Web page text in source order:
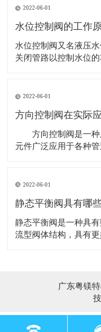
得不打开窗户散热，
2022-06-01
水位控制阀的工作
水位控制阀又名液压
关闭管路以控制水位
阀内活塞托起，密封
2022-06-01
方向控制阀在实际
方向控制阀是一种
元件广泛应用于各种
需要将方向控制阀分
2022-06-01
静态平衡阀具有哪
静态平衡阀是一种具
流型阀体结构，具有
能；2、优秀的截止
广东粤镁
技